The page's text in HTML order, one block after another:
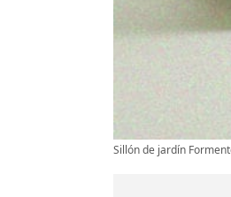
Sillón de jardín